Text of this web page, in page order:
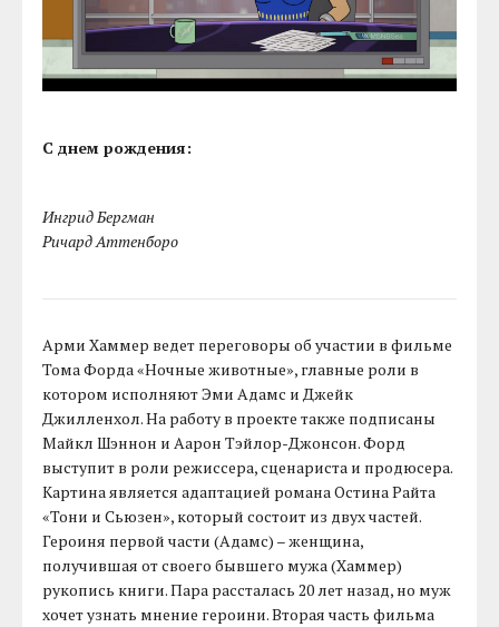
С днем рождения:
Ингрид Бергман
Ричард Аттенборо
Арми Хаммер ведет переговоры об участии в фильме
Тома Форда «Ночные животные», главные роли в
котором исполняют Эми Адамс и Джейк
Джилленхол. На работу в проекте также подписаны
Майкл Шэннон и Аарон Тэйлор-Джонсон. Форд
выступит в роли режиссера, сценариста и продюсера.
Картина является адаптацией романа Остина Райта
«Тони и Сьюзен», который состоит из двух частей.
Героиня первой части (Адамс) – женщина,
получившая от своего бывшего мужа (Хаммер)
рукопись книги. Пара рассталась 20 лет назад, но муж
хочет узнать мнение героини. Вторая часть фильма